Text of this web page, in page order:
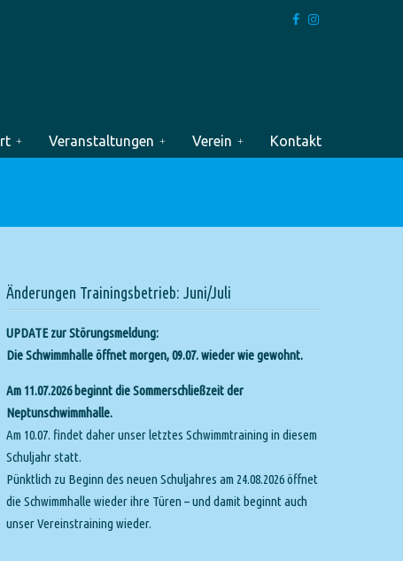
Veranstaltungen Verein Kontakt
Änderungen Trainingsbetrieb: Juni/Juli
UPDATE zur Störungsmeldung:
Die Schwimmhalle öffnet morgen, 09.07. wieder wie gewohnt.
Am 11.07.2026 beginnt die Sommerschließzeit der
Neptunschwimmhalle.
Am 10.07. findet daher unser letztes Schwimmtraining in diesem
Schuljahr statt.
Pünktlich zu Beginn des neuen Schuljahres am 24.08.2026 öffnet
die Schwimmhalle wieder ihre Türen – und damit beginnt auch
unser Vereinstraining wieder.